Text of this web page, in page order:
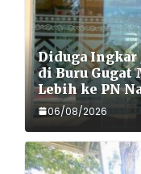
Diduga Ingkar
di Buru Gugat
Lebih ke PN
06/08/2026